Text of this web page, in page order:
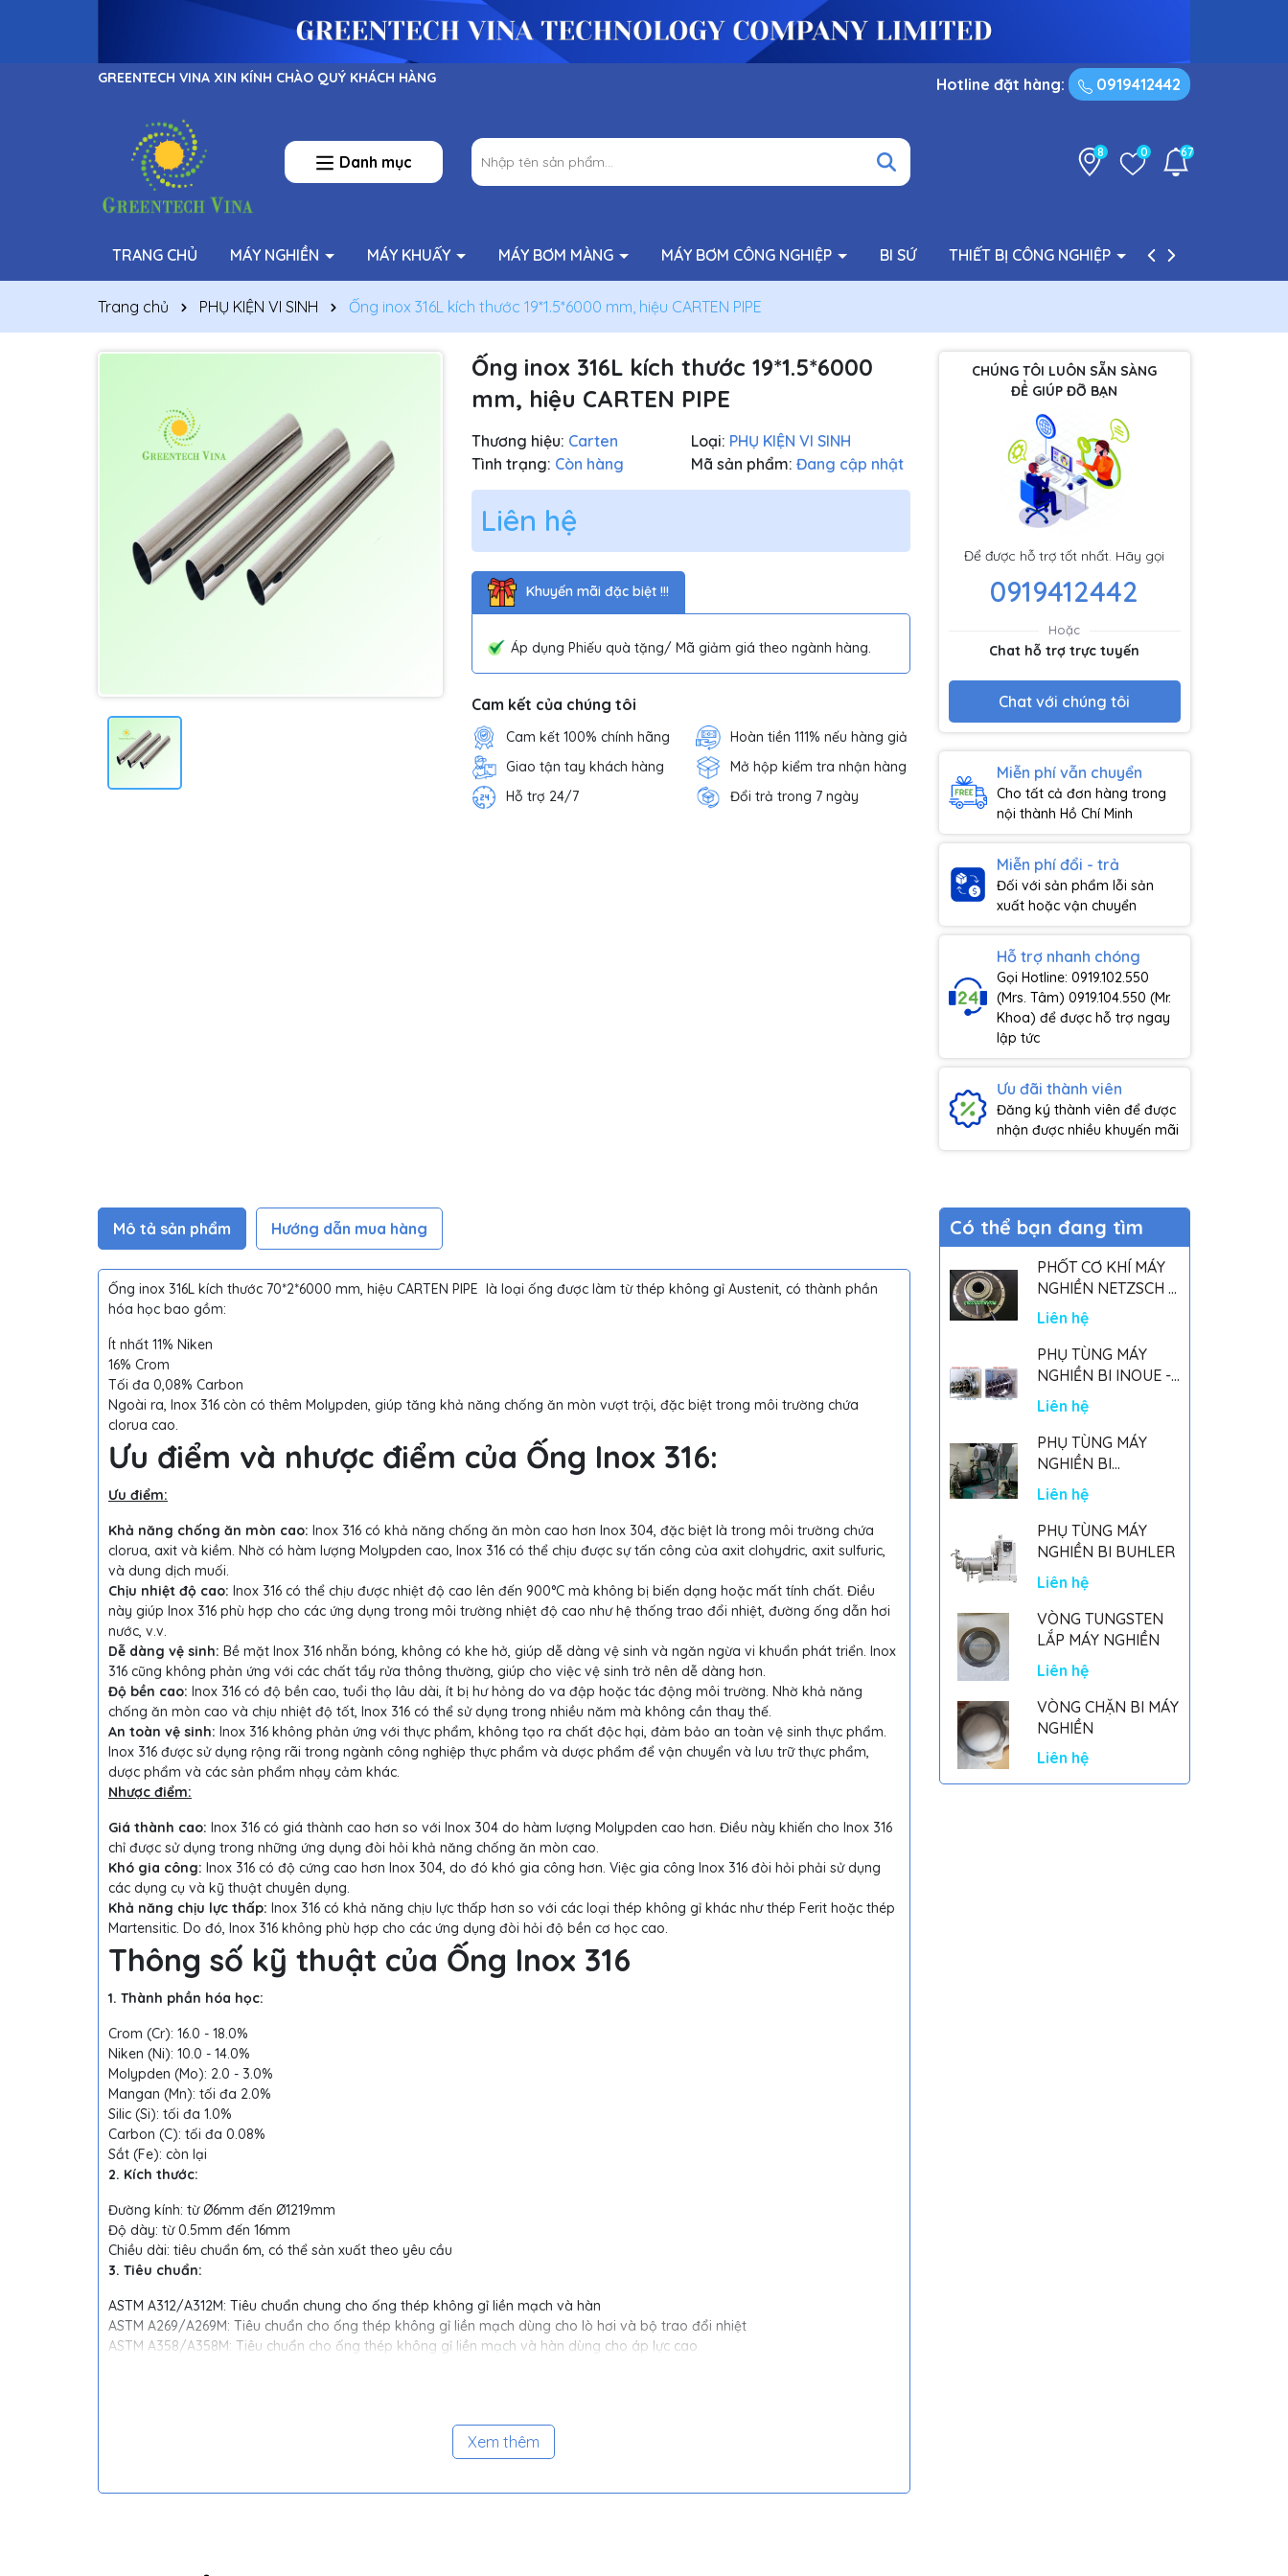
GREENTECH VINA XIN KÍNH CHÀO QUÝ KHÁCH HÀNG Hotline đặt hàng: 0919412442
Danh mục
8 0 67
TRANG CHỦ MÁY NGHIỀN MÁY KHUẤY MÁY BƠM MÀNG MÁY BƠM CÔNG NGHIỆP BI SỨ THIẾT BỊ CÔNG NGHIỆP PHỤ TÙNG BƠM
Trang chủ PHỤ KIỆN VI SINH Ống inox 316L kích thước 19*1.5*6000 mm, hiệu CARTEN PIPE
Ống inox 316L kích thước 19*1.5*6000
mm, hiệu CARTEN PIPE
Thương hiệu: Carten Loại: PHỤ KIỆN VI SINH
Tình trạng: Còn hàng Mã sản phẩm: Đang cập nhật
Liên hệ
Khuyến mãi đặc biệt !!!
Áp dụng Phiếu quà tặng/ Mã giảm giá theo ngành hàng.
Cam kết của chúng tôi
Cam kết 100% chính hãng
Hoàn tiền 111% nếu hàng giả
Giao tận tay khách hàng
Mở hộp kiểm tra nhận hàng
Hỗ trợ 24/7
Đổi trả trong 7 ngày
CHÚNG TÔI LUÔN SẴN SÀNG
ĐỂ GIÚP ĐỠ BẠN
Để được hỗ trợ tốt nhất. Hãy gọi
0919412442
Hoặc
Chat hỗ trợ trực tuyến
Chat với chúng tôi
Miễn phí vẫn chuyển
Cho tất cả đơn hàng trong
nội thành Hồ Chí Minh
Miễn phí đổi - trả
Đối với sản phẩm lỗi sản
xuất hoặc vận chuyển
Hỗ trợ nhanh chóng
Gọi Hotline: 0919.102.550
(Mrs. Tâm) 0919.104.550 (Mr.
Khoa) để được hỗ trợ ngay
lập tức
Ưu đãi thành viên
Đăng ký thành viên để được
nhận được nhiều khuyến mãi
Mô tả sản phẩm Hướng dẫn mua hàng
Ống inox 316L kích thước 70*2*6000 mm, hiệu CARTEN PIPE là loại ống được làm từ thép không gỉ Austenit, có thành phần
hóa học bao gồm:
Ít nhất 11% Niken
16% Crom
Tối đa 0,08% Carbon
Ngoài ra, Inox 316 còn có thêm Molypden, giúp tăng khả năng chống ăn mòn vượt trội, đặc biệt trong môi trường chứa
clorua cao.
Ưu điểm và nhược điểm của Ống Inox 316:
Ưu điểm:
Khả năng chống ăn mòn cao: Inox 316 có khả năng chống ăn mòn cao hơn Inox 304, đặc biệt là trong môi trường chứa
clorua, axit và kiềm. Nhờ có hàm lượng Molypden cao, Inox 316 có thể chịu được sự tấn công của axit clohydric, axit sulfuric,
và dung dịch muối.
Chịu nhiệt độ cao: Inox 316 có thể chịu được nhiệt độ cao lên đến 900°C mà không bị biến dạng hoặc mất tính chất. Điều
này giúp Inox 316 phù hợp cho các ứng dụng trong môi trường nhiệt độ cao như hệ thống trao đổi nhiệt, đường ống dẫn hơi
nước, v.v.
Dễ dàng vệ sinh: Bề mặt Inox 316 nhẵn bóng, không có khe hở, giúp dễ dàng vệ sinh và ngăn ngừa vi khuẩn phát triển. Inox
316 cũng không phản ứng với các chất tẩy rửa thông thường, giúp cho việc vệ sinh trở nên dễ dàng hơn.
Độ bền cao: Inox 316 có độ bền cao, tuổi thọ lâu dài, ít bị hư hỏng do va đập hoặc tác động môi trường. Nhờ khả năng
chống ăn mòn cao và chịu nhiệt độ tốt, Inox 316 có thể sử dụng trong nhiều năm mà không cần thay thế.
An toàn vệ sinh: Inox 316 không phản ứng với thực phẩm, không tạo ra chất độc hại, đảm bảo an toàn vệ sinh thực phẩm.
Inox 316 được sử dụng rộng rãi trong ngành công nghiệp thực phẩm và dược phẩm để vận chuyển và lưu trữ thực phẩm,
dược phẩm và các sản phẩm nhạy cảm khác.
Nhược điểm:
Giá thành cao: Inox 316 có giá thành cao hơn so với Inox 304 do hàm lượng Molypden cao hơn. Điều này khiến cho Inox 316
chỉ được sử dụng trong những ứng dụng đòi hỏi khả năng chống ăn mòn cao.
Khó gia công: Inox 316 có độ cứng cao hơn Inox 304, do đó khó gia công hơn. Việc gia công Inox 316 đòi hỏi phải sử dụng
các dụng cụ và kỹ thuật chuyên dụng.
Khả năng chịu lực thấp: Inox 316 có khả năng chịu lực thấp hơn so với các loại thép không gỉ khác như thép Ferit hoặc thép
Martensitic. Do đó, Inox 316 không phù hợp cho các ứng dụng đòi hỏi độ bền cơ học cao.
Thông số kỹ thuật của Ống Inox 316
1. Thành phần hóa học:
Crom (Cr): 16.0 - 18.0%
Niken (Ni): 10.0 - 14.0%
Molypden (Mo): 2.0 - 3.0%
Mangan (Mn): tối đa 2.0%
Silic (Si): tối đa 1.0%
Carbon (C): tối đa 0.08%
Sắt (Fe): còn lại
2. Kích thước:
Đường kính: từ Ø6mm đến Ø1219mm
Độ dày: từ 0.5mm đến 16mm
Chiều dài: tiêu chuẩn 6m, có thể sản xuất theo yêu cầu
3. Tiêu chuẩn:
ASTM A312/A312M: Tiêu chuẩn chung cho ống thép không gỉ liền mạch và hàn
ASTM A269/A269M: Tiêu chuẩn cho ống thép không gỉ liền mạch dùng cho lò hơi và bộ trao đổi nhiệt
ASTM A358/A358M: Tiêu chuẩn cho ống thép không gỉ liền mạch và hàn dùng cho áp lực cao
Xem thêm
Có thể bạn đang tìm
PHỐT CƠ KHÍ MÁY
NGHIỀN NETZSCH -
GERMANY
Liên hệ
PHỤ TÙNG MÁY
NGHIỀN BI INOUE -
PARTS FOR MHGII-
50 MIGHTY MILL
MARK II
Liên hệ
PHỤ TÙNG MÁY
NGHIỀN BI
NETSZCH
Liên hệ
PHỤ TÙNG MÁY
NGHIỀN BI BUHLER
Liên hệ
VÒNG TUNGSTEN
LẮP MÁY NGHIỀN
Liên hệ
VÒNG CHẶN BI MÁY
NGHIỀN
Liên hệ